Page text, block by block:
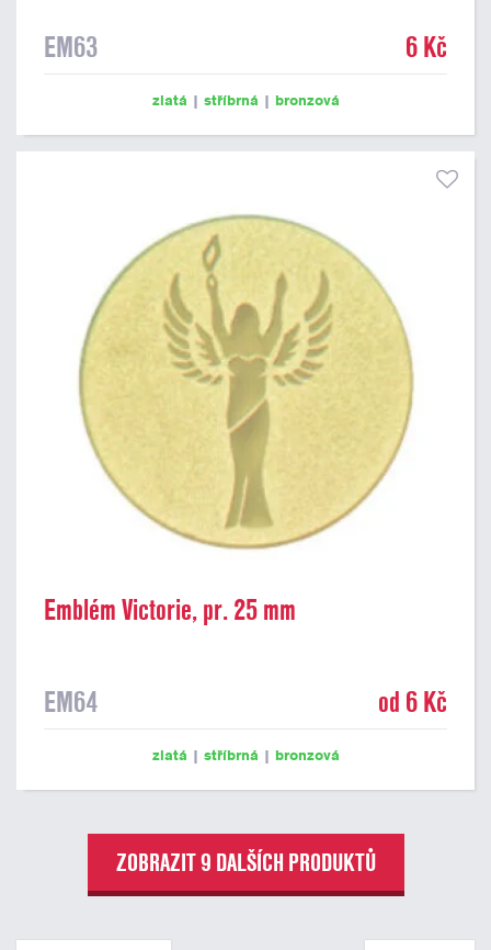
EM63 6 Kč
zlatá | stříbrná | bronzová
Emblém Victorie, pr. 25 mm
EM64 od 6 Kč
zlatá | stříbrná | bronzová
ZOBRAZIT 9 DALŠÍCH PRODUKTŮ